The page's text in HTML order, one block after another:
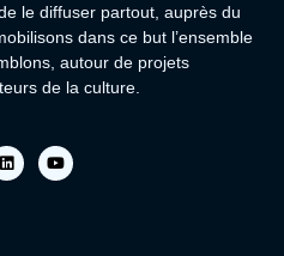
le diffuser partout, auprès du
dans ce but l’ensemble
autour de projets
de la culture.